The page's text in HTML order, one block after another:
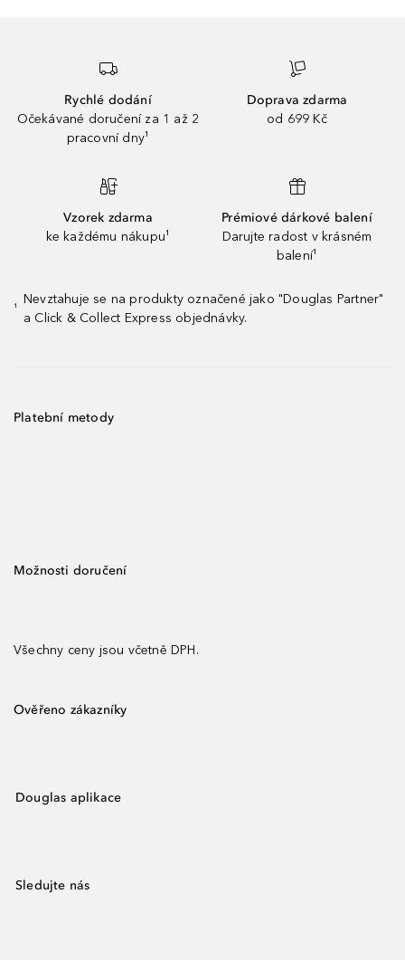
Rychlé dodání
Očekávané doručení za 1 až 2
pracovní dny¹
Doprava zdarma
od 699 Kč
Vzorek zdarma
ke každému nákupu¹
Prémiové dárkové balení
Darujte radost v krásném
balení¹
¹
Nevztahuje se na produkty označené jako "Douglas Partner"
a Click & Collect Express objednávky.
Platební metody
Možnosti doručení
Všechny ceny jsou včetně DPH.
Ověřeno zákazníky
Douglas aplikace
Sledujte nás